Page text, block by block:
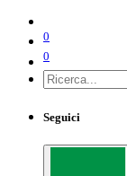
0
0
Seguici